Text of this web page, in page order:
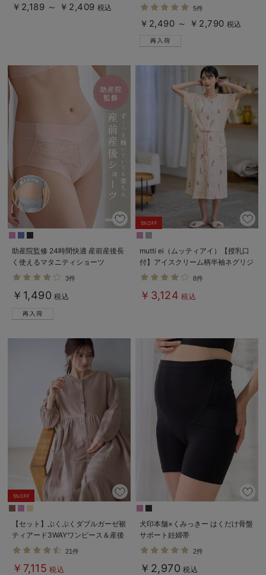
￥2,189 ～ ￥2,409 税込 5件
￥2,490 ～ ￥2,790 税込
助産院監修 24時間快適 産前産後長
く使えるマタニティショーツ
3件
￥1,490 税込
5%OFF
mutti ei（ムッティアイ）【授乳口
付】アイスクリーム柄半袖ネグリジ
ェ
8件
￥3,124 税込
5%OFF
【セット】ぷくぷくダブルガーゼ裾
ティアード3WAYワンピース＆産後
も使えるレギンスパジャマ マタニ
ティ・授乳パジャマ
21件
￥7,115 税込
犬印本舗×くみっきー はくだけ骨盤
サポート妊婦帯
2件
￥2,970 税込